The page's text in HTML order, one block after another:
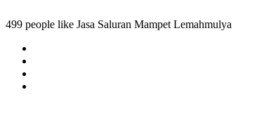
499 people like Jasa Saluran Mampet Lemahmulya